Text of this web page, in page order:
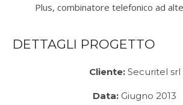
Plus, combinatore telefonico ad
DETTAGLI PROGETTO
Cliente:Securitel srl
Data: Giugno 2013